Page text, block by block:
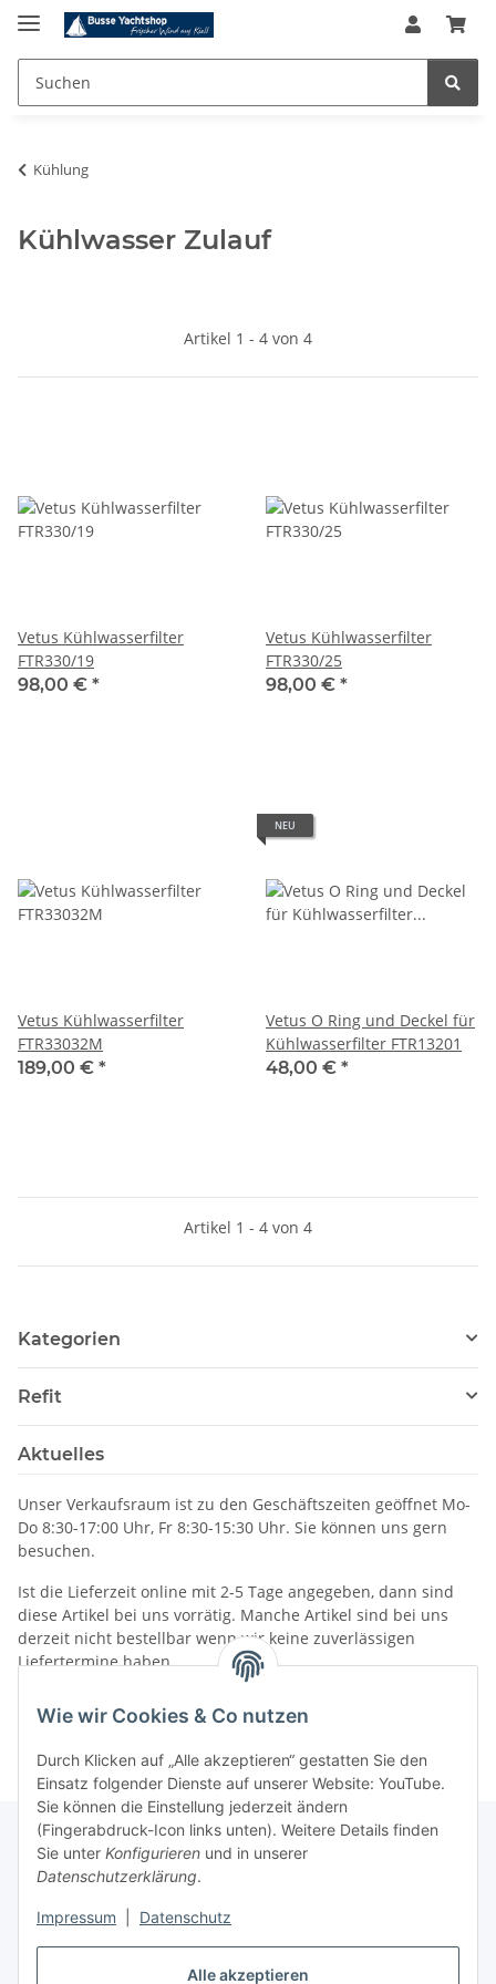
Alle akzeptieren
Wie wir Cookies & Co nutzen
Durch Klicken auf „Alle akzeptieren“ gestatten Sie den
Einsatz folgender Dienste auf unserer Website: YouTube.
Sie können die Einstellung jederzeit ändern
(Fingerabdruck-Icon links unten). Weitere Details finden
Sie unter Konfigurieren und in unserer
Datenschutzerklärung.
Impressum Datenschutz
Kühlung
Kühlwasser Zulauf
Artikel 1 - 4 von 4
Vetus Kühlwasserfilter
FTR330/19
98,00 € *
Vetus Kühlwasserfilter
FTR330/25
98,00 € *
Vetus Kühlwasserfilter
FTR33032M
189,00 € *
NEU
Vetus O Ring und Deckel für
Kühlwasserfilter FTR13201
48,00 € *
Artikel 1 - 4 von 4
Kategorien
Refit
Aktuelles
Unser Verkaufsraum ist zu den Geschäftszeiten geöffnet Mo-
Do 8:30-17:00 Uhr, Fr 8:30-15:30 Uhr. Sie können uns gern
besuchen.
Ist die Lieferzeit online mit 2-5 Tage angegeben, dann sind
diese Artikel bei uns vorrätig. Manche Artikel sind bei uns
derzeit nicht bestellbar wenn wir keine zuverlässigen
Liefertermine haben.
Gesetzliche Informationen
Vertrag widerrufen